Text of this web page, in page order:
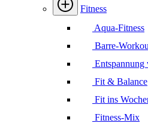
Fitness
Aqua-Fitness
Barre-
Fit & Balance
Fit ins
Fitness-Mix